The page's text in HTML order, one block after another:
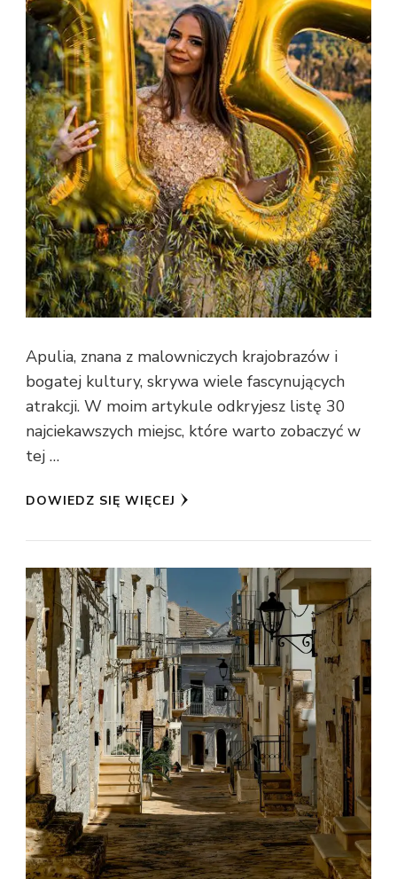
Apulia, znana z malowniczych krajobrazów i
bogatej kultury, skrywa wiele fascynujących
atrakcji. W moim artykule odkryjesz listę 30
najciekawszych miejsc, które warto zobaczyć w
tej …
DOWIEDZ SIĘ WIĘCEJ